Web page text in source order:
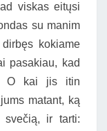
viskas eitųsi
su manim
kokiame
pasakiau, kad
O kai jis itin
matant, ką
ir tarti: